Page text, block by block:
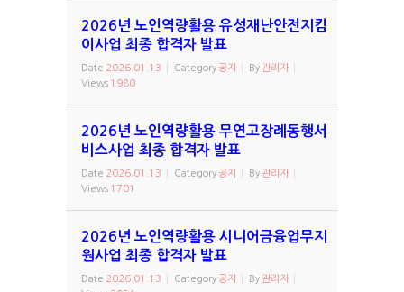
2026년 노인역량활용 유성재난안전지킴
이사업 최종 합격자 발표
Date 2026.01.13 Category공지 By 관리자
Views 1980
2026년 노인역량활용 무연고장례동행서
비스사업 최종 합격자 발표
Date 2026.01.13 Category공지 By 관리자
Views 1701
2026년 노인역량활용 시니어금융업무지
원사업 최종 합격자 발표
Date 2026.01.13 Category공지 By 관리자